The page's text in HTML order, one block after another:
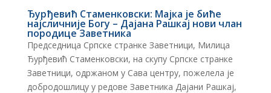
Ђурђевић Стаменковски: Мајка је биће
најсличније Богу – Дајана Рашкај нови члан
породице Заветника
Председница Српске странке Заветници, Милица
Ђурђевић Стаменковски, на скупу Српске странке
Заветници, одржаном у Сава центру, пожелела је
добродошлицу у редове Заветника Дајани Рашкај,